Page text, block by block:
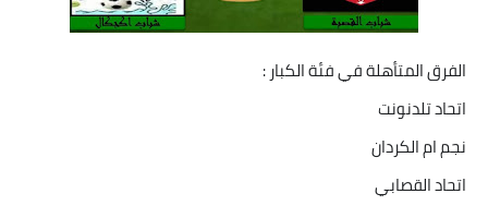
الفرق المتأهلة في فئة الكبار :
اتحاد تلدنونت
نجم ام الكردان
اتحاد القصابي